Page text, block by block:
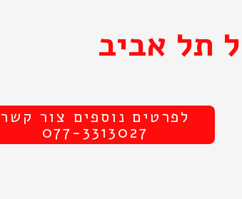
תל אביב
לפרטים נוספים צור קשר
077-3313027